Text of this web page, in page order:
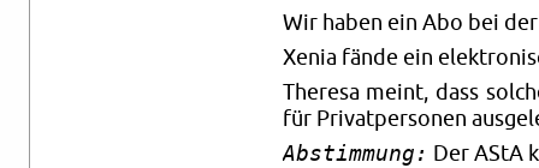
Wir haben ein Abo bei
Xenia fände ein
The­re­sa meint, dass
für Pri­vat­per­so­nen
Abstimmung: Der AStA